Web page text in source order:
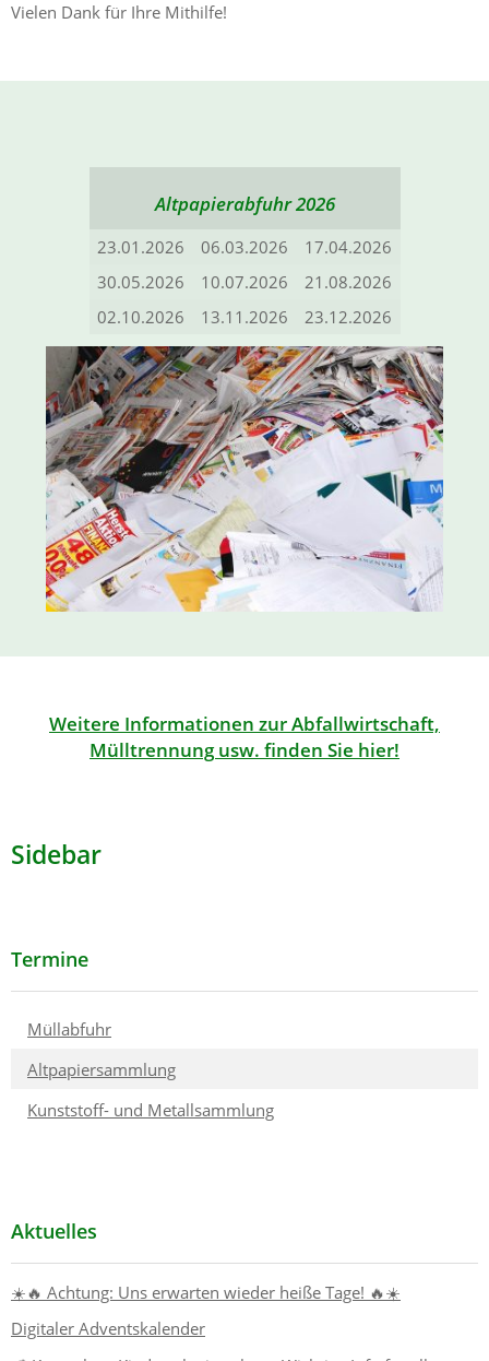
Vielen Dank für Ihre Mithilfe!
Altpapierabfuhr 2026
23.01.2026 06.03.2026
17.04.2026
30.05.2026
10.07.2026
21.08.2026
02.10.2026
13.11.2026 23.12.2026
Weitere Informationen zur Abfallwirtschaft,
Mülltrennung usw. finden Sie hier!
Sidebar
Termine
Müllabfuhr
Altpapiersammlung
Kunststoff- und Metallsammlung
Aktuelles
☀️🔥 Achtung: Uns erwarten wieder heiße Tage! 🔥☀️
Digitaler Adventskalender